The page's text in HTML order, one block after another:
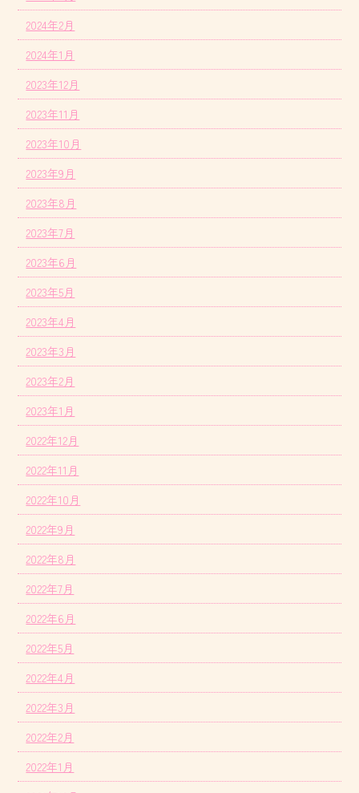
2024年2月
2024年1月
2023年12月
2023年11月
2023年10月
2023年9月
2023年8月
2023年7月
2023年6月
2023年5月
2023年4月
2023年3月
2023年2月
2023年1月
2022年12月
2022年11月
2022年10月
2022年9月
2022年8月
2022年7月
2022年6月
2022年5月
2022年4月
2022年3月
2022年2月
2022年1月